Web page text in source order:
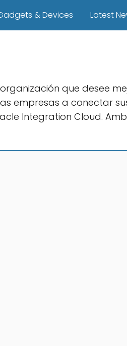
& Devices Latest
que desee
empresas a conectar
Integration Cloud.